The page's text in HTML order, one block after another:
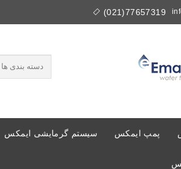
77657319(021)
پمپ ایمکس سیستم گرمایشی ایمکس